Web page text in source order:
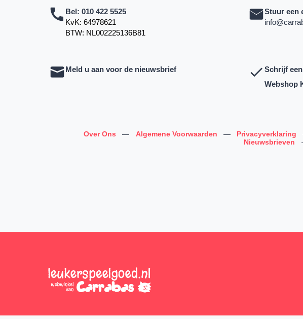
Bel: 010 422 5525
KvK: 64978621
BTW: NL002225136B81
Stuur een
Meld u aan voor de nieuwsbrief
Schrijf
Webshop
Over Ons — Algemene Voorwaarden — Privacyverklaring
Nieuwsbrieven